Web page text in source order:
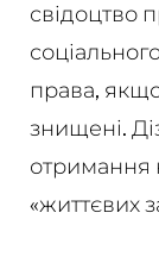
свідоцтво
права,
знищені.
отримання
«життєвих